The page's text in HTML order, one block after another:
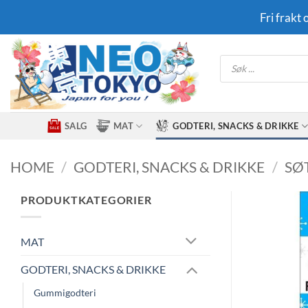
content
Fri frakt
Products
search
SALG MAT GODTERI, SNACKS & DRIKKE
HOME / GODTERI, SNACKS & DRIKKE /
PRODUKTKATEGORIER
MAT
GODTERI, SNACKS & DRIKKE
Gummigodteri